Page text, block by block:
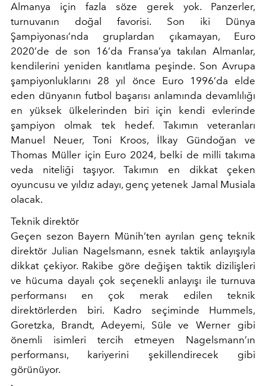
Almanya için fazla söze gerek yok. Panzerler,
turnuvanın doğal favorisi. Son iki Dünya
Şampiyonası’nda gruplardan çıkamayan, Euro
2020’de de son 16’da Fransa’ya takılan Almanlar,
kendilerini yeniden kanıtlama peşinde. Son Avrupa
şampiyonluklarını 28 yıl önce Euro 1996’da elde
eden dünyanın futbol başarısı anlamında devamlılığı
en yüksek ülkelerinden biri için kendi evlerinde
şampiyon olmak tek hedef. Takımın veteranları
Manuel Neuer, Toni Kroos, İlkay Gündoğan ve
Thomas Müller için Euro 2024, belki de milli takıma
veda niteliği taşıyor. Takımın en dikkat çeken
oyuncusu ve yıldız adayı, genç yetenek Jamal Musiala
olacak.
Teknik direktör
Geçen sezon Bayern Münih’ten ayrılan genç teknik
direktör Julian Nagelsmann, esnek taktik anlayışıyla
dikkat çekiyor. Rakibe göre değişen taktik dizilişleri
ve hücuma dayalı çok seçenekli anlayışı ile turnuva
performansı en çok merak edilen teknik
direktörlerden biri. Kadro seçiminde Hummels,
Goretzka, Brandt, Adeyemi, Süle ve Werner gibi
önemli isimleri tercih etmeyen Nagelsmann’ın
performansı, kariyerini şekillendirecek gibi
görünüyor.